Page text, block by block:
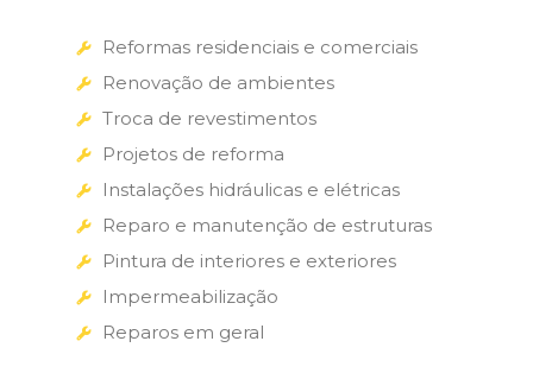
Reformas residenciais e comerciais
Renovação de ambientes
Troca de revestimentos
Projetos de reforma
Instalações hidráulicas e elétricas
Reparo e manutenção de estruturas
Pintura de interiores e exteriores
Impermeabilização
Reparos em geral